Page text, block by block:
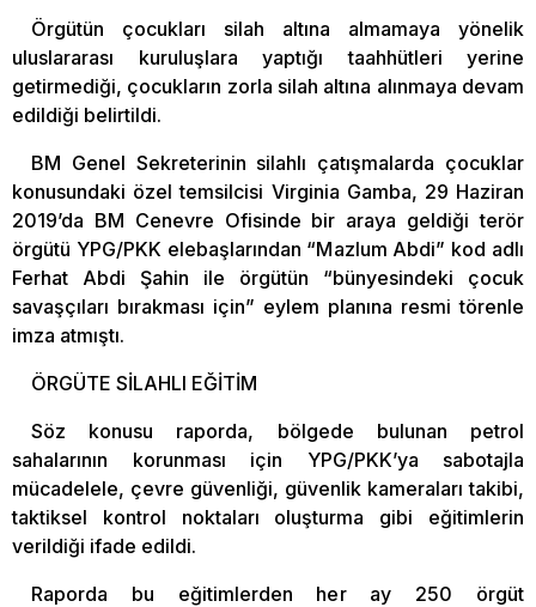
Örgütün çocukları silah altına almamaya yönelik
uluslararası kuruluşlara yaptığı taahhütleri yerine
getirmediği, çocukların zorla silah altına alınmaya devam
edildiği belirtildi.
BM Genel Sekreterinin silahlı çatışmalarda çocuklar
konusundaki özel temsilcisi Virginia Gamba, 29 Haziran
2019’da BM Cenevre Ofisinde bir araya geldiği terör
örgütü YPG/PKK elebaşlarından “Mazlum Abdi” kod adlı
Ferhat Abdi Şahin ile örgütün “bünyesindeki çocuk
savaşçıları bırakması için” eylem planına resmi törenle
imza atmıştı.
ÖRGÜTE SİLAHLI EĞİTİM
Söz konusu raporda, bölgede bulunan petrol
sahalarının korunması için YPG/PKK’ya sabotajla
mücadelele, çevre güvenliği, güvenlik kameraları takibi,
taktiksel kontrol noktaları oluşturma gibi eğitimlerin
verildiği ifade edildi.
Raporda bu eğitimlerden her ay 250 örgüt